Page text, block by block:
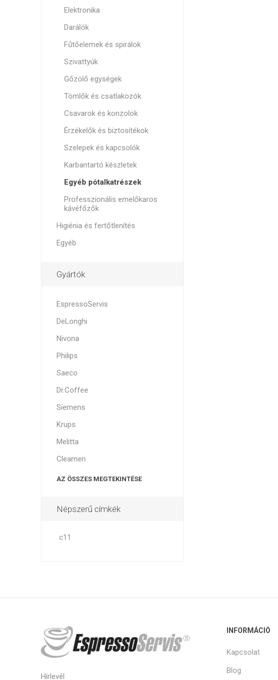
Elektronika
Darálók
Fűtőelemek és spirálok
Szivattyúk
Gőzölő egységek
Tömlők és csatlakozók
Csavarok és konzolok
Érzékelők és biztosítékok
Szelepek és kapcsolók
Karbantartó készletek
Egyéb pótalkatrészek
Professzionális emelőkaros
kávéfőzők
Higiénia és fertőtlenítés
Egyéb
Gyártók
EspressoServis
DeLonghi
Nivona
Philips
Saeco
Dr.Coffee
Siemens
Krups
Melitta
Cleamen
AZ ÖSSZES MEGTEKINTÉSE
Népszerű címkék
c11
Hírlevél
INFORMÁCIÓ
Kapcsolat
Blog